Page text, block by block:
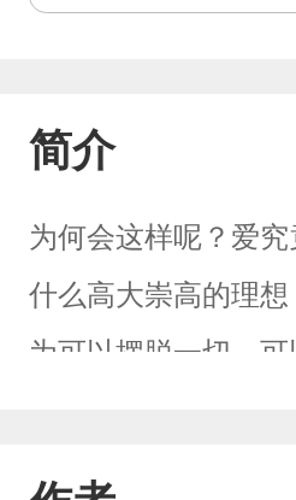
简介
为何会这样呢？爱
什么高大崇高的理
为可以摆脱一切，